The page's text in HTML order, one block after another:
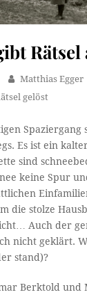
Rätsel
Matthias Egger
gelöst
Spaziergang
Es ist ein
sind
keine Spur
die stolze
Auch der
nicht geklärt.
stand)?
Berktold und